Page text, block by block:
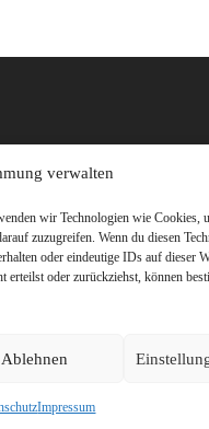
verwalten
wir Technologien wie Cookies,
zuzugreifen. Wenn du diesen
oder eindeutige IDs auf dieser
erteilst oder zurückziehst, können
Ablehnen
Impressum
Vorname